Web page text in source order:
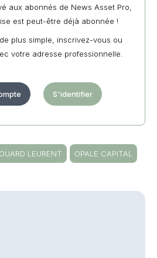
aux abonnés de News Asset Pro,
est peut-être déjà abonnée !
plus simple, inscrivez-vous ou
votre adresse professionnelle.
S'identifier
LEURENT
OPALE CAPITAL